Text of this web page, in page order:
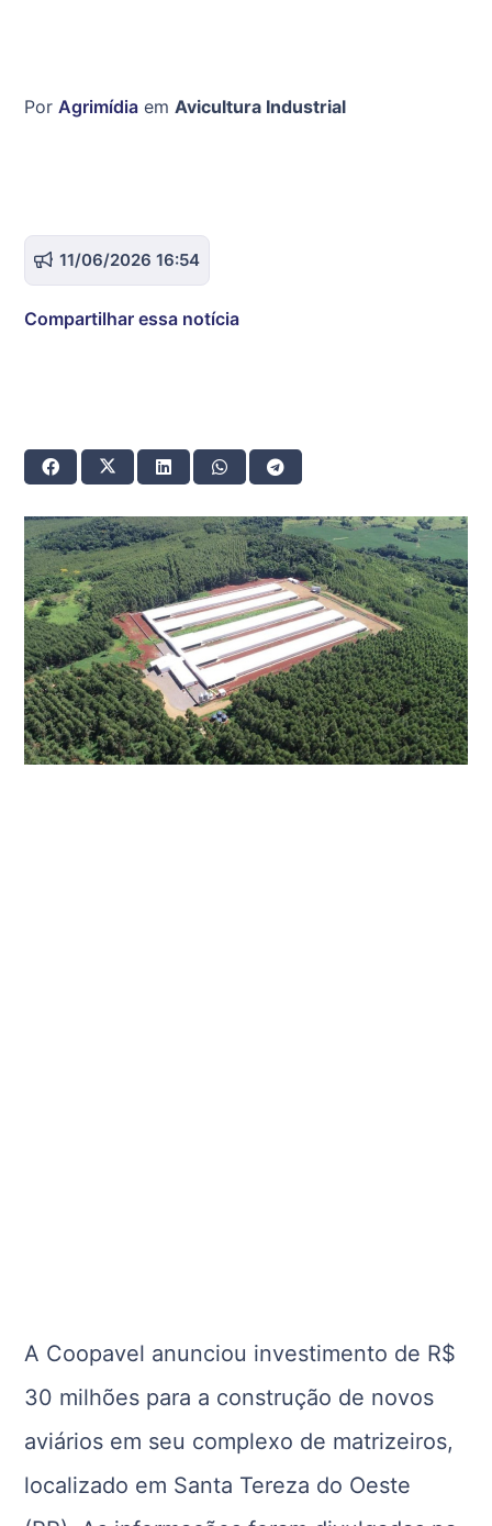
Por Agrimídia em Avicultura Industrial
11/06/2026 16:54
Compartilhar essa notícia
A Coopavel anunciou investimento de R$
30 milhões para a construção de novos
aviários em seu complexo de matrizeiros,
localizado em Santa Tereza do Oeste